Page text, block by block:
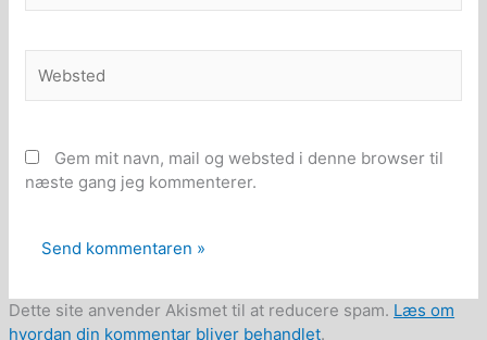
Gem mit navn, mail og websted i denne browser til
næste gang jeg kommenterer.
Dette site anvender Akismet til at reducere spam. Læs om
hvordan din kommentar bliver behandlet.